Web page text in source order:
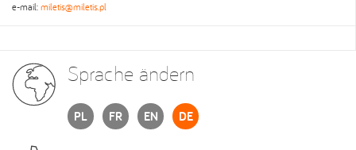
e-mail: miletis@miletis.pl
Sprache ändern
PL FR EN DE